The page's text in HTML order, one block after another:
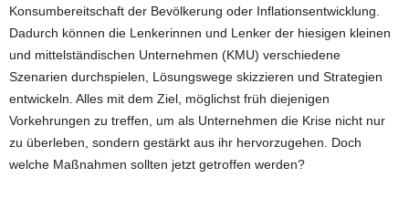
Konsumbereitschaft der Bevölkerung oder Inflationsentwicklung.
Dadurch können die Lenkerinnen und Lenker der hiesigen kleinen
und mittelständischen Unternehmen (KMU) verschiedene
Szenarien durchspielen, Lösungswege skizzieren und Strategien
entwickeln. Alles mit dem Ziel, möglichst früh diejenigen
Vorkehrungen zu treffen, um als Unternehmen die Krise nicht nur
zu überleben, sondern gestärkt aus ihr hervorzugehen. Doch
welche Maßnahmen sollten jetzt getroffen werden?